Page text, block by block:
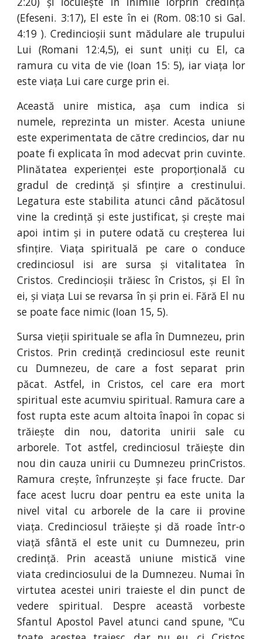
(Efeseni. 3:17), El este în ei (Rom. 08:10 si Gal.
4:19 ). Credincioșii sunt mădulare ale trupului
Lui (Romani 12:4,5), ei sunt uniți cu El, ca
ramura cu vita de vie (Ioan 15: 5), iar viața lor
este viața Lui care curge prin ei.
Această unire mistica, așa cum indica si
numele, reprezinta un mister. Acesta uniune
este experimentata de către credincios, dar nu
poate fi explicata în mod adecvat prin cuvinte.
Plinătatea experienței este proporțională cu
gradul de credință și sfințire a crestinului.
Legatura este stabilita atunci când păcătosul
vine la credință și este justificat, și crește mai
apoi intim și in putere odată cu creșterea lui
sfințire. Viața spirituală pe care o conduce
credinciosul isi are sursa și vitalitatea în
Cristos. Credincioșii trăiesc în Cristos, și El în
ei, și viața Lui se revarsa în și prin ei. Fără El nu
se poate face nimic (Ioan 15, 5).
Sursa vieții spirituale se afla în Dumnezeu, prin
Cristos. Prin credință credinciosul este reunit
cu Dumnezeu, de care a fost separat prin
păcat. Astfel, in Cristos, cel care era mort
spiritual este acumviu spiritual. Ramura care a
fost rupta este acum altoita înapoi în copac si
trăiește din nou, datorita unirii sale cu
arborele. Tot astfel, credinciosul trăiește din
nou din cauza unirii cu Dumnezeu prinCristos.
Ramura crește, înfrunzește și face fructe. Dar
face acest lucru doar pentru ea este unita la
nivel vital cu arborele de la care ii provine
viața. Credinciosul trăiește și dă roade într-o
viață sfântă el este unit cu Dumnezeu, prin
credință. Prin această uniune mistică vine
viata credinciosului de la Dumnezeu. Numai în
virtutea acestei uniri traieste el din punct de
vedere spiritual. Despre această vorbeste
Sfantul Apostol Pavel atunci cand spune, "Cu